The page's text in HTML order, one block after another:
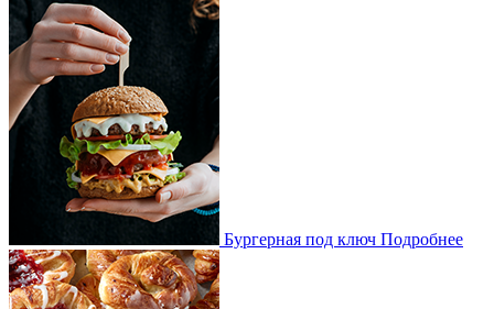
Бургерная под ключ Подробнее